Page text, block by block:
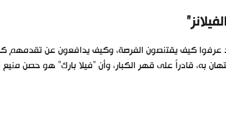
عرفوا كيف يقتنصون الفرصة، وكيف يدافعون عن تقدمهم
به، قادراً على قهر الكبار، وأن “فيلا بارك” هو حصن